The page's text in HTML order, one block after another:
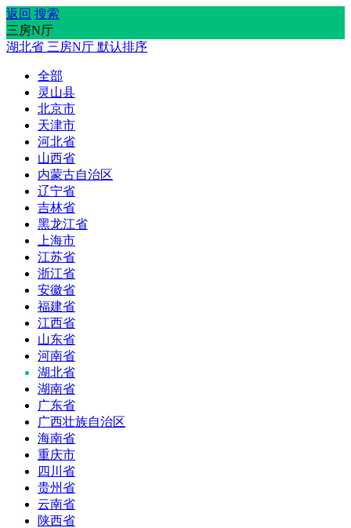
返回 搜索
三房N厅
湖北省 三房N厅 默认排序
全部
灵山县
北京市
天津市
河北省
山西省
内蒙古自治区
辽宁省
吉林省
黑龙江省
上海市
江苏省
浙江省
安徽省
福建省
江西省
山东省
河南省
湖北省
湖南省
广东省
广西壮族自治区
海南省
重庆市
四川省
贵州省
云南省
陕西省